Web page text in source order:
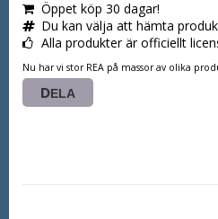
Öppet köp 30 dagar!
Du kan välja att hämta
Alla produkter är officiellt
Nu har vi stor REA på massor av olika
DELA